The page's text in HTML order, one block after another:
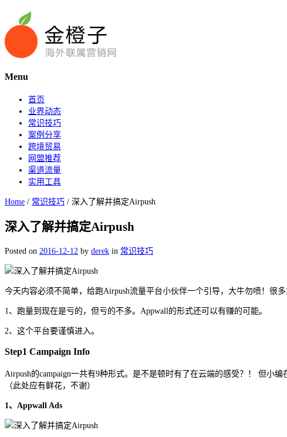
Menu
首页
业界动态
常识技巧
案例分享
跨境贸易
网盟推荐
渠道流量
实用工具
Home / 常识技巧 / 深入了解并搞定Airpush
深入了解并搞定Airpush
Posted on 2016-12-12 by derek in 常识技巧
今天内容必须不简单，给跑Airpush流量平台小伙伴一个引导，大牛勿喷！很
1、跑量到现在是亏的，但亏的不多。Appwall的形式还可以有赚的可能。
2、这个平台要谨慎进入。
Step1 Campaign Info
Airpush的campaign一共有9种形式。是不是顿时有了在云端的感受？！ 但小
（此处应有鲜花，不谢）
1、Appwall Ads